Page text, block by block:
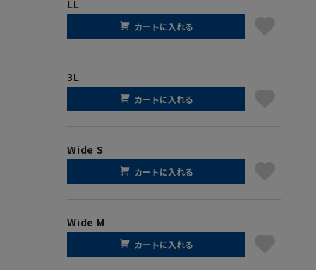
LL
カートに入れる
3L
カートに入れる
Wide S
カートに入れる
Wide M
カートに入れる